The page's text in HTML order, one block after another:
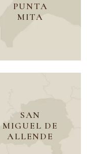
PUNTA
MITA
SAN
MIGUEL DE
ALLENDE